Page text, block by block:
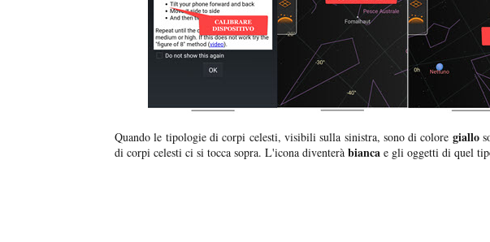
Quando le tipologie di corpi celesti, visibili sulla sinistra, sono di colore giallo
di corpi celesti ci si tocca sopra. L'icona diventerà bianca e gli oggetti di quel